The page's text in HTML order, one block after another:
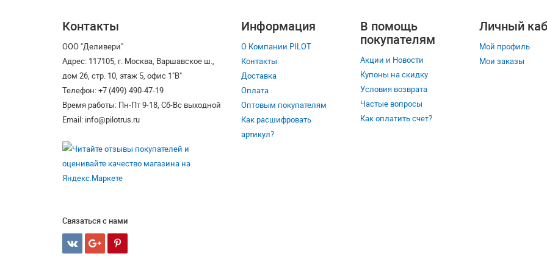
Контакты
ООО "Деливери"
Адрес: 117105, г. Москва, Варшавское ш.,
дом 26, стр. 10, этаж 5, офис 1"В"
Телефон: +7 (499) 490-47-19
Время работы: Пн-Пт 9-18, Сб-Вс выходной
Email: info@pilotrus.ru
Связаться с нами
Информация
О Компании PILOT
Контакты
Доставка
Оплата
Оптовым покупателям
Как расшифровать
артикул?
В помощь
покупателям
Акции и Новости
Купоны на скидку
Условия возврата
Частые вопросы
Как оплатить счет?
Личный
Мой профиль
Мои заказы